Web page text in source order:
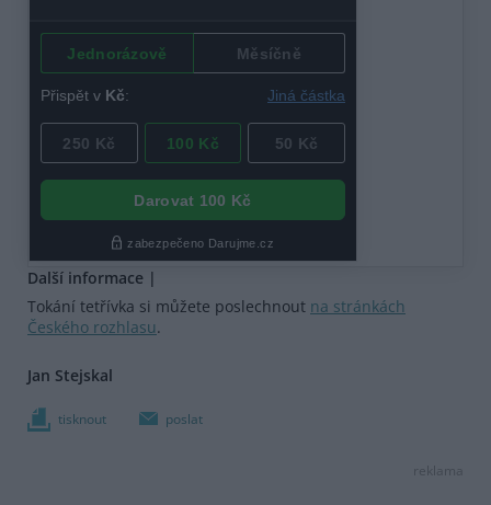
Další informace |
Tokání tetřívka si můžete poslechnout na stránkách
Českého rozhlasu.
Jan Stejskal
tisknout poslat
reklama